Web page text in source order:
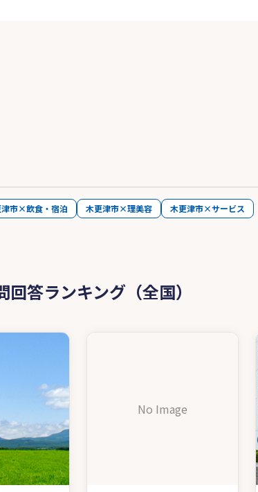
市×飲食・宿泊 木更津市×理美容 木更津市×サービス
答ランキング（全国）
No Image